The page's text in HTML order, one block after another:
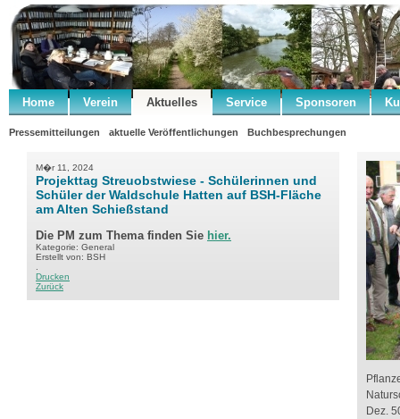
Home Verein Aktuelles Service Sponsoren
Pressemitteilungen aktuelle Veröffentlichungen Buchbesprechungen
M�r 11, 2024
Projekttag Streuobstwiese - Schülerinnen und
Schüler der Waldschule Hatten auf BSH-Fläche
am Alten Schießstand
Die PM zum Thema finden Sie hier.
Kategorie: General
Erstellt von: BSH
Drucken
Zurück
Dez.